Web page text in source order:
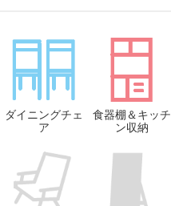
ダイニングチェ
ア
食器棚＆キッチ
ン収納